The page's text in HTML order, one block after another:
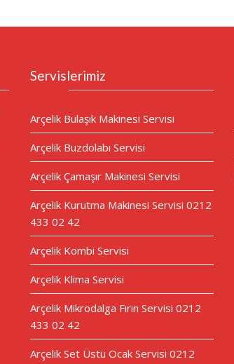
Servislerimiz
Arçelik Bulaşık Makinesi Servisi
Arçelik Buzdolabı Servisi
Arçelik Çamaşır Makinesi Servisi
Arçelik Kurutma Makinesi Servisi 0212
433 02 42
Arçelik Kombi Servisi
Arçelik Klima Servisi
Arçelik Mikrodalga Fırın Servisi 0212
433 02 42
Arçelik Set Üstü Ocak Servisi 0212